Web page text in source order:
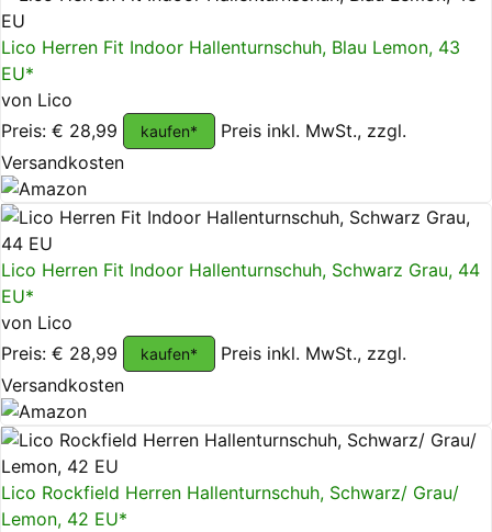
Lico Herren Fit Indoor Hallenturnschuh, Blau Lemon, 43
EU*
von Lico
Preis: € 28,99
kaufen*
Preis inkl. MwSt., zzgl.
Versandkosten
Lico Herren Fit Indoor Hallenturnschuh, Schwarz Grau, 44
EU*
von Lico
Preis: € 28,99
kaufen*
Preis inkl. MwSt., zzgl.
Versandkosten
Lico Rockfield Herren Hallenturnschuh, Schwarz/ Grau/
Lemon, 42 EU*